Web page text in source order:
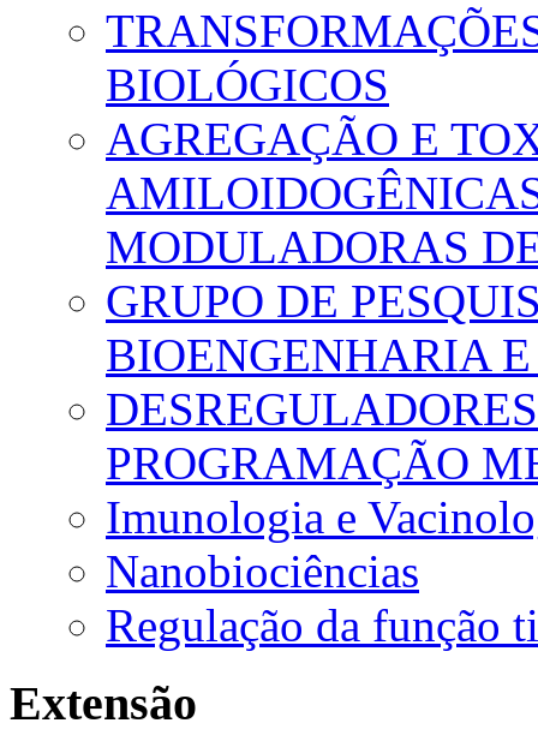
BIOLÓGICOS
AGREGAÇÃO E
MODULADORAS
GRUPO DE
BIOENGENHARIA
PROGRAMAÇÃO
Imunologia e
Nanobiociências
Regulação da função
Extensão